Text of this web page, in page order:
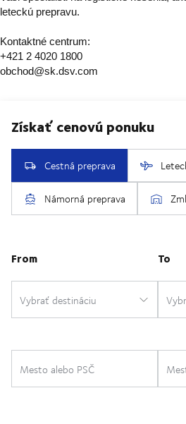
leteckú prepravu.
Kontaktné centrum:
+421 2 4020 1800
obchod@sk.dsv.com